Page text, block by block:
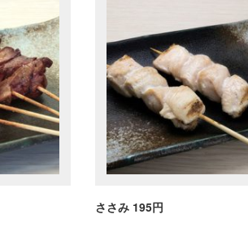
ささみ 195円